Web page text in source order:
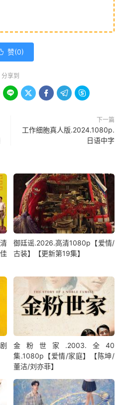
赞(0)
分享到
    
下一篇
工作细胞真人版.2024.1080p.
日语中字
御廷谣.2026.高清1080p【爱情/
古装】【更新第19集】
金粉世家.2003.全40
集.1080p【爱情/家庭】【陈坤/
董洁/刘亦菲】